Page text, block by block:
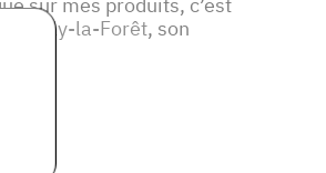
sur mes produits, c’est
Milly-la-Forêt, son